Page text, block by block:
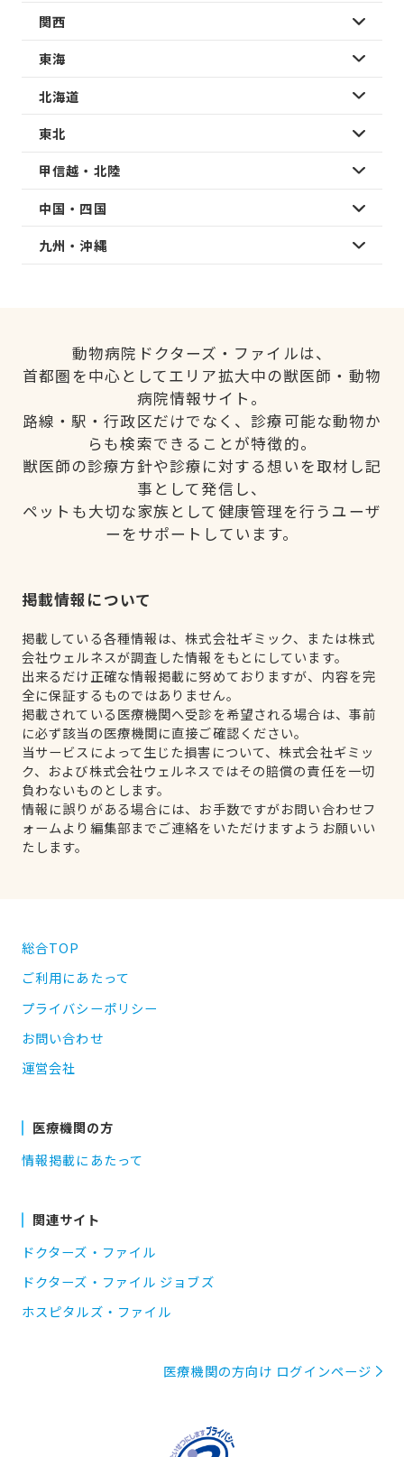
関西
東海
北海道
東北
甲信越・北陸
中国・四国
九州・沖縄
動物病院ドクターズ・ファイルは、
首都圏を中心としてエリア拡大中の獣医師・動物
病院情報サイト。
路線・駅・行政区だけでなく、診療可能な動物か
らも検索できることが特徴的。
獣医師の診療方針や診療に対する想いを取材し記
事として発信し、
ペットも大切な家族として健康管理を行うユーザ
ーをサポートしています。
掲載情報について
掲載している各種情報は、株式会社ギミック、または株式
会社ウェルネスが調査した情報をもとにしています。
出来るだけ正確な情報掲載に努めておりますが、内容を完
全に保証するものではありません。
掲載されている医療機関へ受診を希望される場合は、事前
に必ず該当の医療機関に直接ご確認ください。
当サービスによって生じた損害について、株式会社ギミッ
ク、および株式会社ウェルネスではその賠償の責任を一切
負わないものとします。
情報に誤りがある場合には、お手数ですがお問い合わせフ
ォームより編集部までご連絡をいただけますようお願いい
たします。
総合TOP
ご利用にあたって
プライバシーポリシー
お問い合わせ
運営会社
医療機関の方
情報掲載にあたって
関連サイト
ドクターズ・ファイル
ドクターズ・ファイル ジョブズ
ホスピタルズ・ファイル
医療機関の方向け ログインページ